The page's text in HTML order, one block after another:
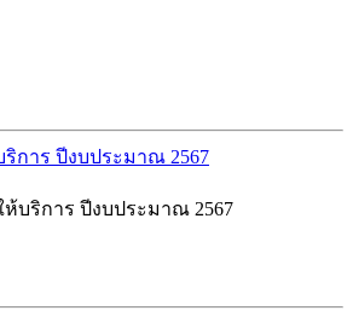
การ ปีงบประมาณ 2567
บริการ ปีงบประมาณ 2567